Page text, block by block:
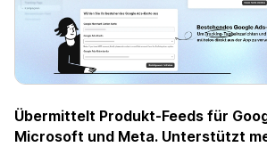
Übermittelt Produkt-Feeds für
Microsoft und Meta. Unterstützt